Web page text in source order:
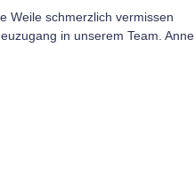
Weile schmerzlich vermissen
in unserem Team. Anne,